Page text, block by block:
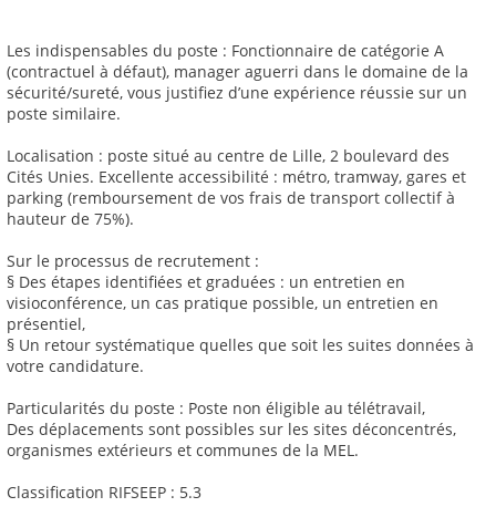
Les indispensables du poste : Fonctionnaire de catégorie A
(contractuel à défaut), manager aguerri dans le domaine de la
sécurité/sureté, vous justifiez d’une expérience réussie sur un
poste similaire.
Localisation : poste situé au centre de Lille, 2 boulevard des
Cités Unies. Excellente accessibilité : métro, tramway, gares et
parking (remboursement de vos frais de transport collectif à
hauteur de 75%).
Sur le processus de recrutement :
§ Des étapes identifiées et graduées : un entretien en
visioconférence, un cas pratique possible, un entretien en
présentiel,
§ Un retour systématique quelles que soit les suites données à
votre candidature.
Particularités du poste : Poste non éligible au télétravail,
Des déplacements sont possibles sur les sites déconcentrés,
organismes extérieurs et communes de la MEL.
Classification RIFSEEP : 5.3